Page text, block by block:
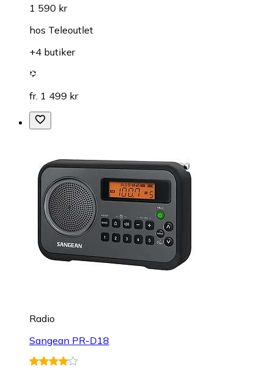
1 590 kr
hos Teleoutlet
+4 butiker
fr. 1 499 kr
Radio
Sangean PR-D18